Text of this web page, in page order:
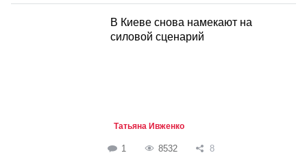
В Киеве снова намекают на
силовой сценарий
Татьяна Ивженко
1 8532 8